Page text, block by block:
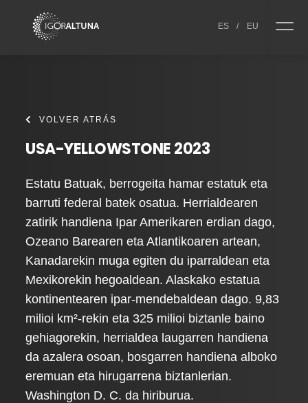
ES / EU
VOLVER ATRÁS
USA-YELLOWSTONE 2023
Estatu Batuak, berrogeita hamar estatuk eta
barruti federal batek osatua. Herrialdearen
zatirik handiena Ipar Amerikaren erdian dago,
Ozeano Barearen eta Atlantikoaren artean,
Kanadarekin muga egiten du iparraldean eta
Mexikorekin hegoaldean. Alaskako estatua
kontinentearen ipar-mendebaldean dago. 9,83
milioi km²-rekin eta 325 milioi biztanle baino
gehiagorekin, herrialdea laugarren handiena
da azalera osoan, bosgarren handiena alboko
eremuan eta hirugarrena biztanlerian.
Washington D. C. da hiriburua.